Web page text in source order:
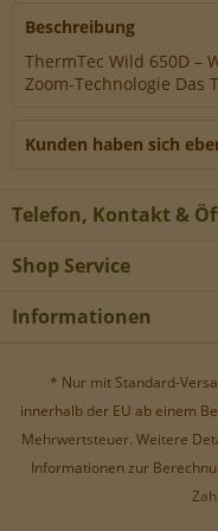
Beschreibung
ThermTec Wild 650D –
Zoom-Technologie Das
Kunden haben sich
Telefon, Kontakt &
Shop Service
Informationen
* Nur mit Standard-
innerhalb der EU ab einem
Mehrwertsteuer. Weitere
Informationen zur